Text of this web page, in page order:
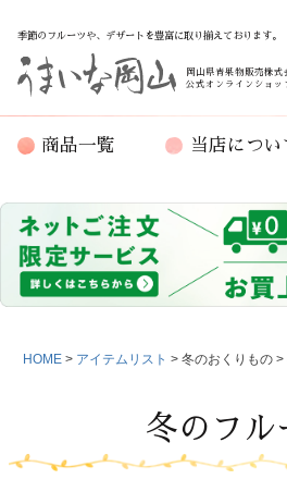
季節のフルーツや、デザートを豊富に取り揃えております。
岡山県青果物販売株式
公式オンラインショッ
商品一覧 当店につい
HOME アイテムリスト 冬のおくりもの
冬のフル